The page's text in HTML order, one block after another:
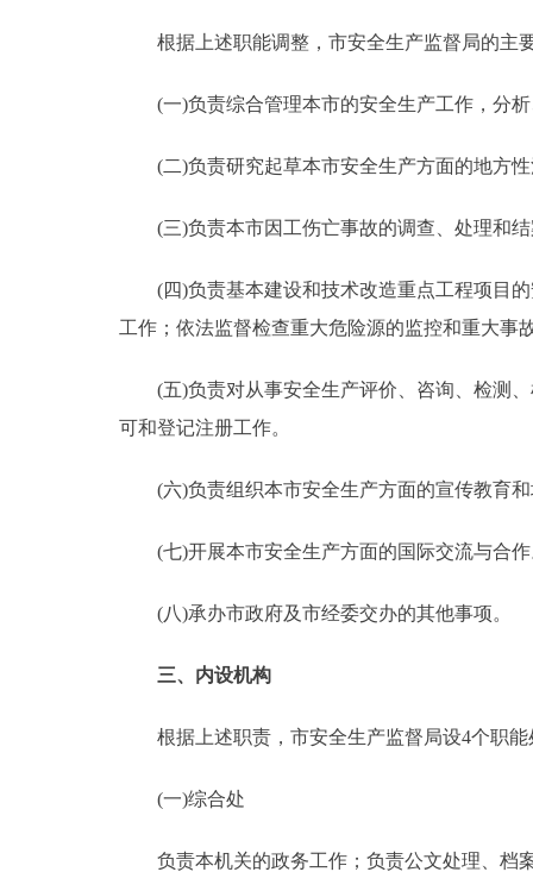
ESPAÑOL
根据上述职能调整，市安全生产监督局的主
(一)负责综合管理本市的安全生产工作，分析
(二)负责研究起草本市安全生产方面的地方性
(三)负责本市因工伤亡事故的调查、处理和结
(四)负责基本建设和技术改造重点工程项目的
工作；依法监督检查重大危险源的监控和重大事
(五)负责对从事安全生产评价、咨询、检测、
可和登记注册工作。
(六)负责组织本市安全生产方面的宣传教育和
(七)开展本市安全生产方面的国际交流与合作
(八)承办市政府及市经委交办的其他事项。
三、内设机构
根据上述职责，市安全生产监督局设4个职能
(一)综合处
负责本机关的政务工作；负责公文处理、档案